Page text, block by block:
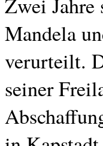
Mandela
verurteilt.
seiner